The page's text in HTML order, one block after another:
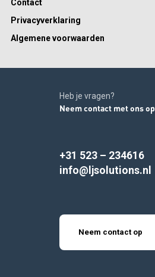
Contact
Privacyverklaring
Algemene voorwaarden
Heb je vragen?
Neem contact met ons op
+31 523 – 234616
info@ljsolutions.nl
Neem contact op